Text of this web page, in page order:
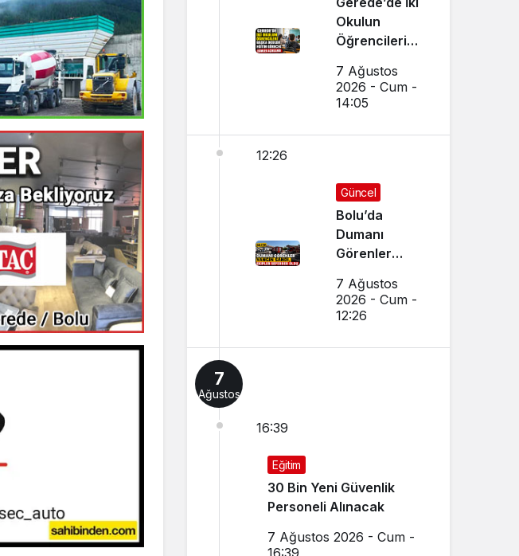
Okulun
Öğrencileri
Eğitim
Görecek
7 Ağustos
2026 - Cum -
14:05
12:26
Güncel
Bolu’da
Dumanı
Görenler
Ekipler
Seferber Oldu
7 Ağustos
2026 - Cum -
12:26
7
Ağustos
16:39
Eğitim
30 Bin Yeni Güvenlik
Personeli Alınacak
7 Ağustos 2026 - Cum -